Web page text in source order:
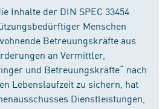
Inhalte der DIN SPEC 33454
Menschen
Betreuungskräfte aus
an Vermittler,
und Betreuungskräfte“ nach
Lebenslaufzeit zu sichern, hat
Dienstleistungen,